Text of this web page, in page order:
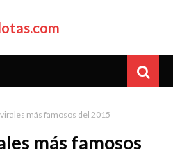
virales más famosos del 2015
más famosos